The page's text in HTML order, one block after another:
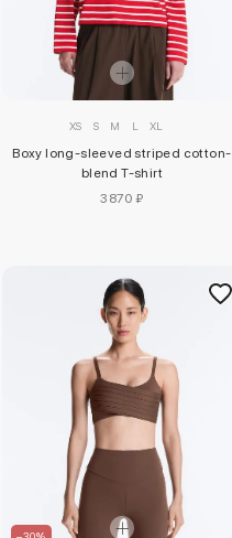
XS S M L XL
Boxy long-sleeved striped cotton-
blend T-shirt
3870 ₽